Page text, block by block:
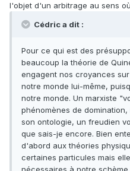
l'objet d'un arbitrage au sens
Cédric a dit :
Pour ce qui est des
beaucoup la théorie de
engagent nos croyances
notre monde lui-même,
notre monde. Un marxiste
phénomènes de
son ontologie, un freudien
que sais-je encore. Bien
d'abord aux théories
certaines particules mais